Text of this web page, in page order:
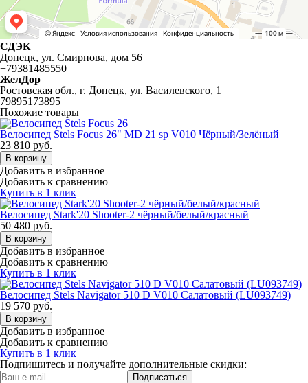
СДЭК
Донецк, ул. Смирнова, дом 56
+79381485550
ЖелДор
Ростовская обл., г. Донецк, ул. Василевского, 1
79895173895
Похожие товары
Велосипед Stels Focus 26" MD 21 sp V010 Чёрный/Зелёный
23 810 руб.
В корзину
Добавить в избранное
Добавить к сравнению
Купить в 1 клик
Велосипед Stark'20 Shooter-2 чёрный/белый/красный
50 480 руб.
В корзину
Добавить в избранное
Добавить к сравнению
Купить в 1 клик
Велосипед Stels Navigator 510 D V010 Салатовый (LU093749)
19 570 руб.
В корзину
Добавить в избранное
Добавить к сравнению
Купить в 1 клик
Подпишитесь и получайте дополнительные скидки:
Подписаться